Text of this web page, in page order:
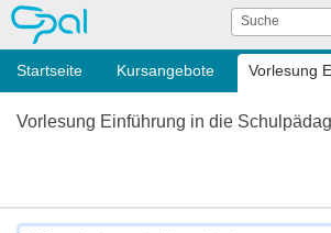
OPAL Suche
Startseite Kursangebote Vorlesung
Vorlesung Einführung in die